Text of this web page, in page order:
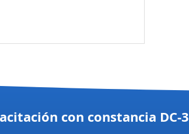
con constancia DC-3